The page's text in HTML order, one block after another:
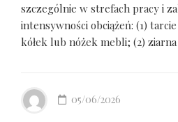
szczególnie w strefach pracy i
intensywności obciążeń: (1)
kółek lub nóżek mebli; (2)
05/06/2026